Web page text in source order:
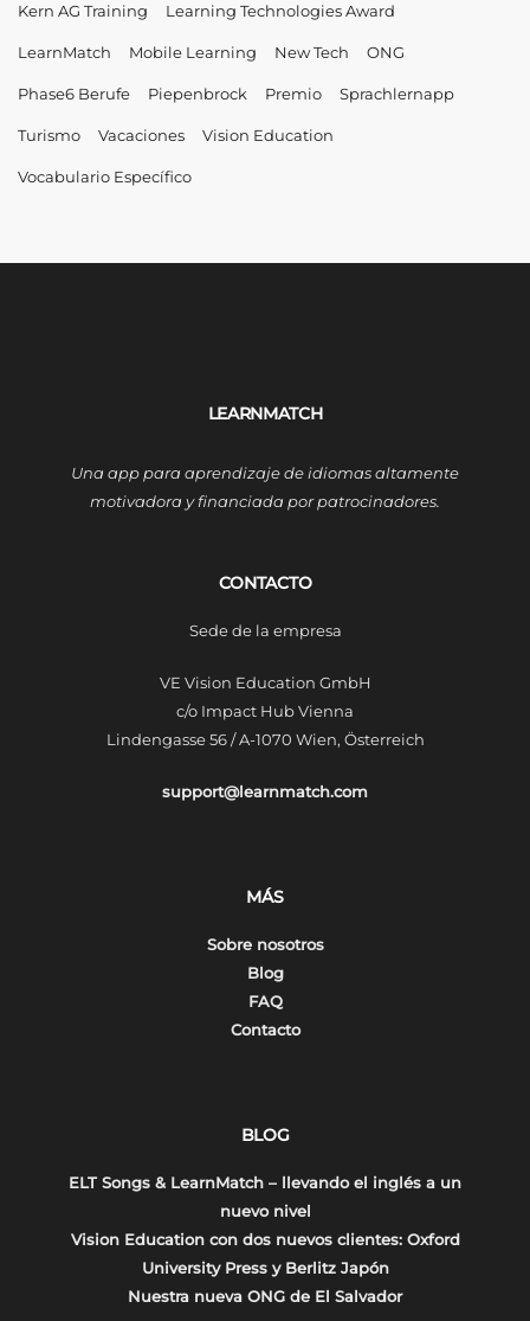
Kern AG Training Learning Technologies Award
LearnMatch Mobile Learning New Tech ONG
Phase6 Berufe Piepenbrock Premio Sprachlernapp
Turismo Vacaciones Vision Education
Vocabulario Específico
LEARNMATCH
Una app para aprendizaje de idiomas altamente
motivadora y financiada por patrocinadores.
CONTACTO
Sede de la empresa
VE Vision Education GmbH
c/o Impact Hub Vienna
Lindengasse 56 / A-1070 Wien, Österreich
support@learnmatch.com
MÁS
Sobre nosotros
Blog
FAQ
Contacto
BLOG
ELT Songs & LearnMatch – llevando el inglés a un
nuevo nivel
Vision Education con dos nuevos clientes: Oxford
University Press y Berlitz Japón
Nuestra nueva ONG de El Salvador